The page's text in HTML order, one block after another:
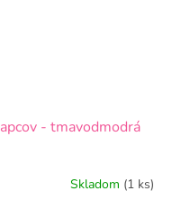
- tmavodmodrá
Skladom (1 ks)